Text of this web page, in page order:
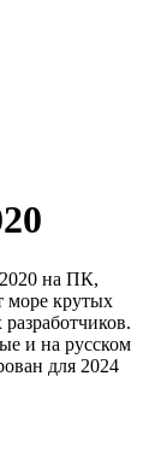
на ПК,
море крутых
и на русском
для 2024